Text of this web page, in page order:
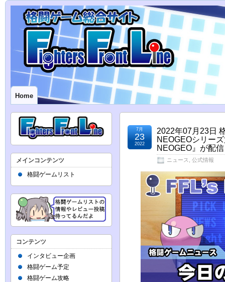
Home
2022年07月23日
NEOGEOシリー
NEOGEO』が配
ニュース 公式情報
7月
23
2022
メインコンテンツ
格闘ゲームリスト
コンテンツ
インタビュー企画
格闘ゲーム予定
格闘ゲーム攻略